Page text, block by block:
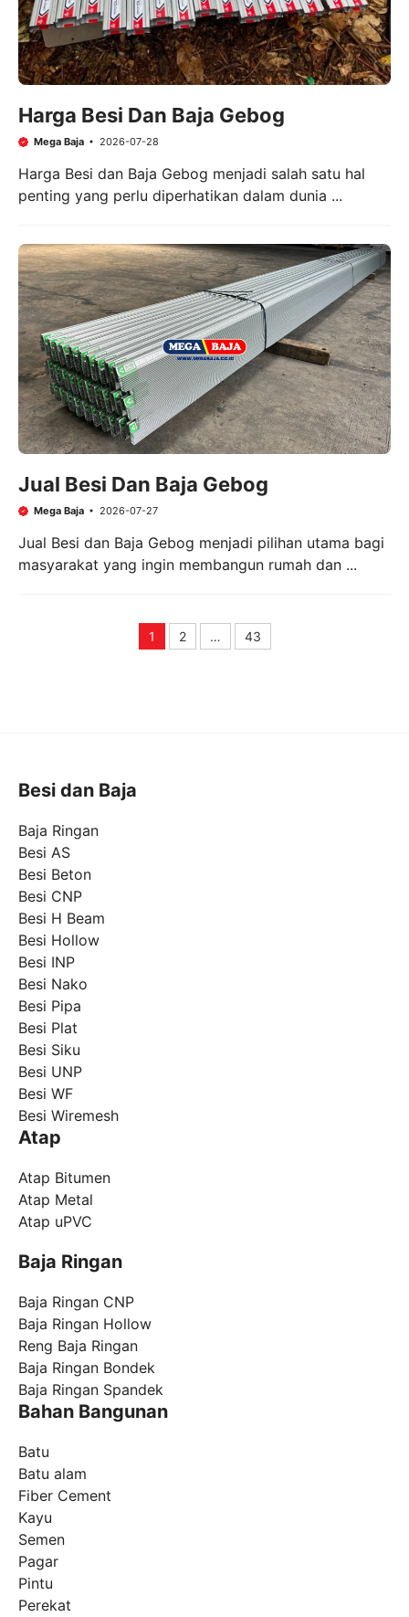
Harga Besi Dan Baja Gebog
Mega Baja 2026-07-28
Harga Besi dan Baja Gebog menjadi salah satu hal
penting yang perlu diperhatikan dalam dunia ...
Jual Besi Dan Baja Gebog
Mega Baja 2026-07-27
Jual Besi dan Baja Gebog menjadi pilihan utama bagi
masyarakat yang ingin membangun rumah dan ...
Page
1 Page
2 … Page
43
Besi dan Baja
Baja Ringan
Besi AS
Besi Beton
Besi CNP
Besi H Beam
Besi Hollow
Besi INP
Besi Nako
Besi Pipa
Besi Plat
Besi Siku
Besi UNP
Besi WF
Besi Wiremesh
Atap
Atap Bitumen
Atap Metal
Atap uPVC
Baja Ringan
Baja Ringan CNP
Baja Ringan Hollow
Reng Baja Ringan
Baja Ringan Bondek
Baja Ringan Spandek
Bahan Bangunan
Batu
Batu alam
Fiber Cement
Kayu
Semen
Pagar
Pintu
Perekat